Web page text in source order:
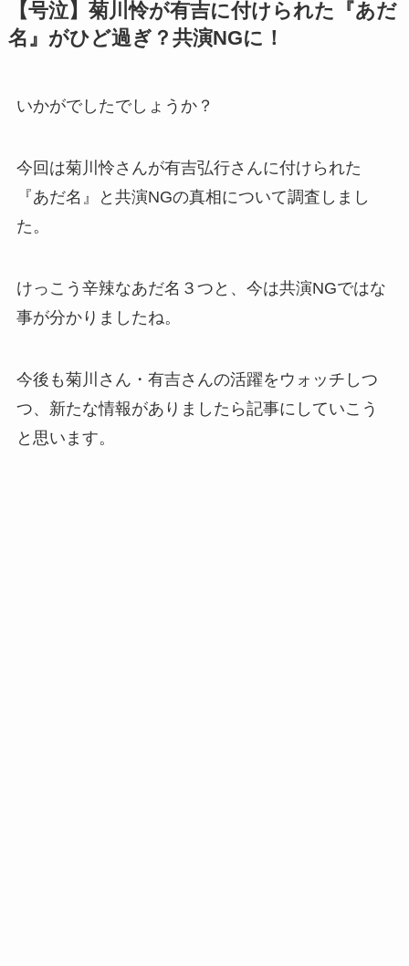
【号泣】菊川怜が有吉に付けられた『あだ
名』がひど過ぎ？共演NGに！
いかがでしたでしょうか？
今回は菊川怜さんが有吉弘行さんに付けられた
『あだ名』と共演NGの真相について調査しまし
た。
けっこう辛辣なあだ名３つと、今は共演NGではな
事が分かりましたね。
今後も菊川さん・有吉さんの活躍をウォッチしつ
つ、新たな情報がありましたら記事にしていこう
と思います。